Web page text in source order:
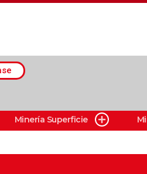
Minería Superficie